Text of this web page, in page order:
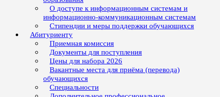
О доступе к информационным системам и
информационно-коммуникационным системам
Стипендии и меры поддержки обучающихся
Абитуриенту
Приемная комиссия
Документы для поступления
Цены для набора 2026
Вакантные места для приёма (перевода)
обучающихся
Специальности